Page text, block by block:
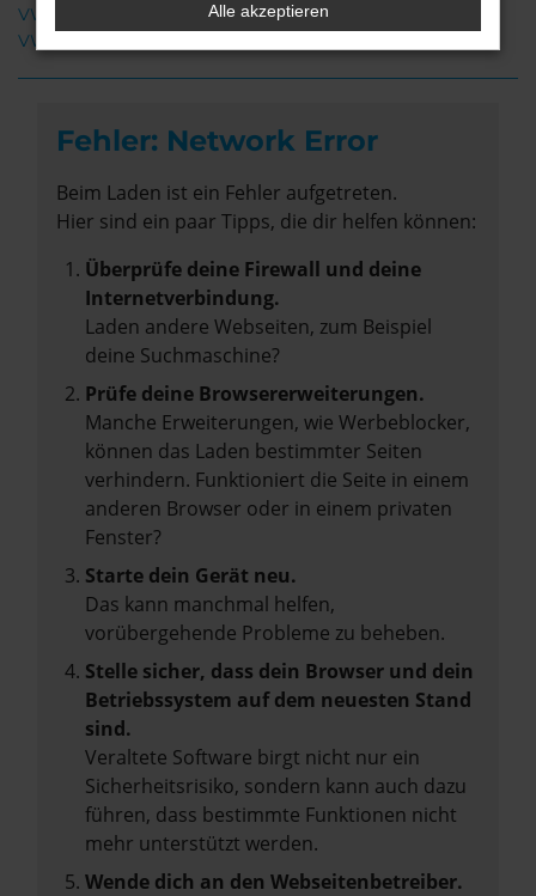
VW Polo Neuwagen Rotenburg
VW Polo Tageszulassung Rotenburg
Fehler: Network Error
Beim Laden ist ein Fehler aufgetreten.
Hier sind ein paar Tipps, die dir helfen können:
Überprüfe deine Firewall und deine
Internetverbindung.
Laden andere Webseiten, zum Beispiel
deine Suchmaschine?
Prüfe deine Browsererweiterungen.
Manche Erweiterungen, wie Werbeblocker,
können das Laden bestimmter Seiten
verhindern. Funktioniert die Seite in einem
anderen Browser oder in einem privaten
Fenster?
Starte dein Gerät neu.
Das kann manchmal helfen,
vorübergehende Probleme zu beheben.
Stelle sicher, dass dein Browser und dein
Betriebssystem auf dem neuesten Stand
sind.
Veraltete Software birgt nicht nur ein
Sicherheitsrisiko, sondern kann auch dazu
führen, dass bestimmte Funktionen nicht
mehr unterstützt werden.
Wende dich an den Webseitenbetreiber.
Alle akzeptieren